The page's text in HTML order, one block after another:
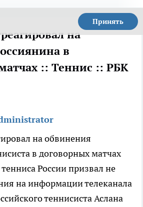
Принять
на
в
:: Теннис :: РБК
на обвинения
в договорных матчах
России призвал не
на информации телеканала
теннисиста Аслана